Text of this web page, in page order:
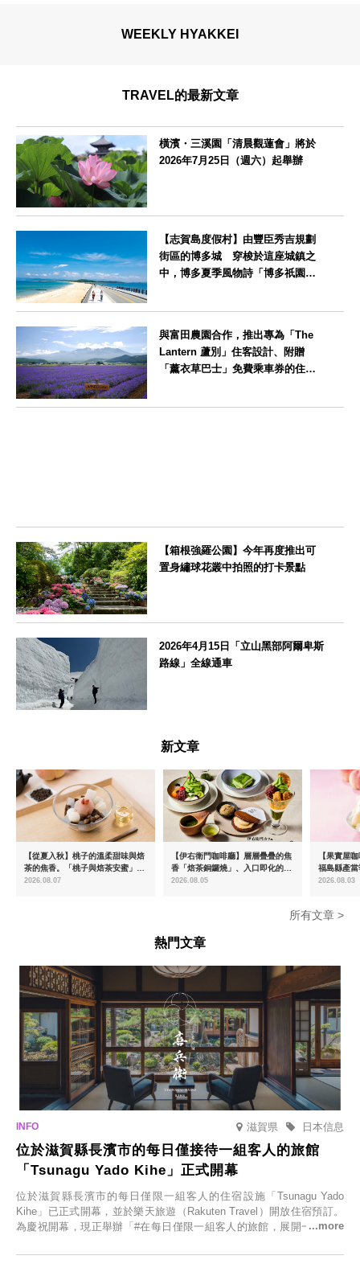
WEEKLY HYAKKEI
TRAVEL的最新文章
橫濱・三溪園「清晨觀蓮會」將於
2026年7月25日（週六）起舉辦
【志賀島度假村】由豐臣秀吉規劃
街區的博多城 穿梭於這座城鎮之
中，博多夏季風物詩「博多祇園山
與富田農園合作，推出專為「The
Lantern 蘆別」住客設計、附贈
「薰衣草巴士」免費乘車券的住宿
【箱根強羅公園】今年再度推出可
置身繡球花叢中拍照的打卡景點
2026年4月15日「立山黑部阿爾卑斯
路線」全線通車
新文章
【從夏入秋】桃子的溫柔甜味與焙
茶的焦香。「桃子與焙茶安蜜」將
於8月中旬起限時販售
2026.08.07
【伊右衛門咖啡廳】層層疊疊的焦
香「焙茶銅鑼燒」、入口即化的
「宇治抹茶提拉米蘇」全新登場
2026.08.05
【果實屋
福島縣產
2026.08.03
所有文章 >
熱門文章
滋賀県 日本信息
位於滋賀縣長濱市的每日僅接待一組客人的旅館
「Tsunagu Yado Kihe」正式開幕
位於滋賀縣長濱市的每日僅限一組客人的住宿設施「Tsunagu Yado
Kihe」已正式開幕，並於樂天旅遊（Rakuten Travel）開放住宿預訂。
為慶祝開幕，現正舉辦「#在每日僅限一組客人的旅館，展開一生一次
人的旅館，您才能在此與重要的人共度獨一無二的特別時光。